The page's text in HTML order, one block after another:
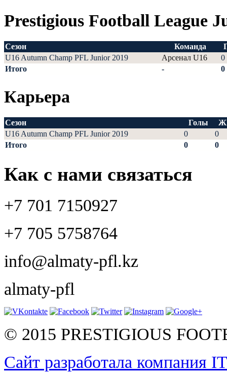
Prestigious Football League
Сезон Команда
U16 Autumn Champ PFL Junior 2019
Арсенал U16
0
Итого
- 0
Карьера
Сезон Голы
U16 Autumn Champ PFL Junior 2019
0
0
Итого
0 0
Как с нами связаться
+7 701 7150927
+7 705 5758764
info@almaty-pfl.kz
almaty-pfl
© 2015 PRESTIGIOUS
Сайт разработала компания